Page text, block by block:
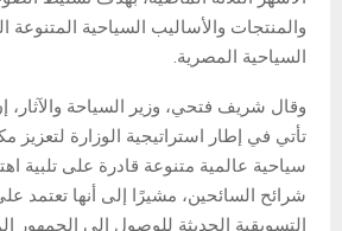
والمنتجات والأساليب السياحية المتنوعة
السياحية المصرية.
وقال شريف فتحي، وزير السياحة والآثار،
تأتي في إطار استراتيجية الوزارة لتعزيز
سياحية عالمية متنوعة قادرة على تلبية
شرائح السائحين، مشيرًا إلى أنها تعتمد
التسويقية الحديثة للوصول إلى الجمهور